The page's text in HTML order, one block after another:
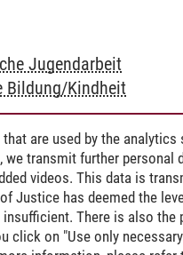
Jugendarbeit
Bildung/Kindheit
are used by the
we transmit further personal
videos. This data is
Justice has deemed the
insufficient. There is also
click on "Use only